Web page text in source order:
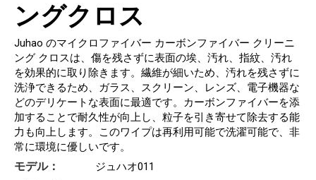
ングクロス
Juhao のマイクロファイバー カーボンファイバー クリーニ
ング クロスは、傷を残さずに表面の埃、汚れ、指紋、汚れ
を効果的に取り除きます。繊維が細いため、汚れを残さずに
洗浄できるため、ガラス、スクリーン、レンズ、電子機器な
どのデリケートな表面に最適です。カーボンファイバーを添
加することで耐久性が向上し、粒子を引き寄せて除去する能
力も向上します。このワイプは再利用可能で洗濯可能で、非
常に環境に優しいです。
モデル： ジュハオ011